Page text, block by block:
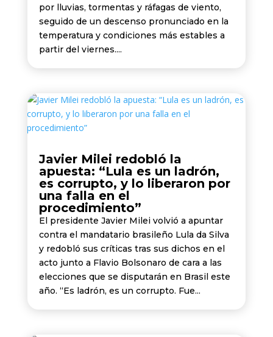
por lluvias, tormentas y ráfagas de viento,
seguido de un descenso pronunciado en la
temperatura y condiciones más estables a
partir del viernes....
Javier Milei redobló la
apuesta: “Lula es un ladrón,
es corrupto, y lo liberaron por
una falla en el
procedimiento”
El presidente Javier Milei volvió a apuntar
contra el mandatario brasileño Lula da Silva
y redobló sus críticas tras sus dichos en el
acto junto a Flavio Bolsonaro de cara a las
elecciones que se disputarán en Brasil este
año. “Es ladrón, es un corrupto. Fue...